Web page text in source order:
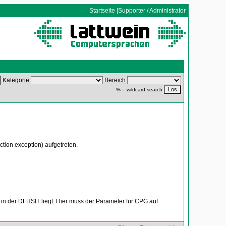
Startseite Supporter / Administrator
Kategorie Bereich
% = wildcard search
exception) aufgetreten.
der DFHSIT liegt: Hier muss der Parameter für CPG auf